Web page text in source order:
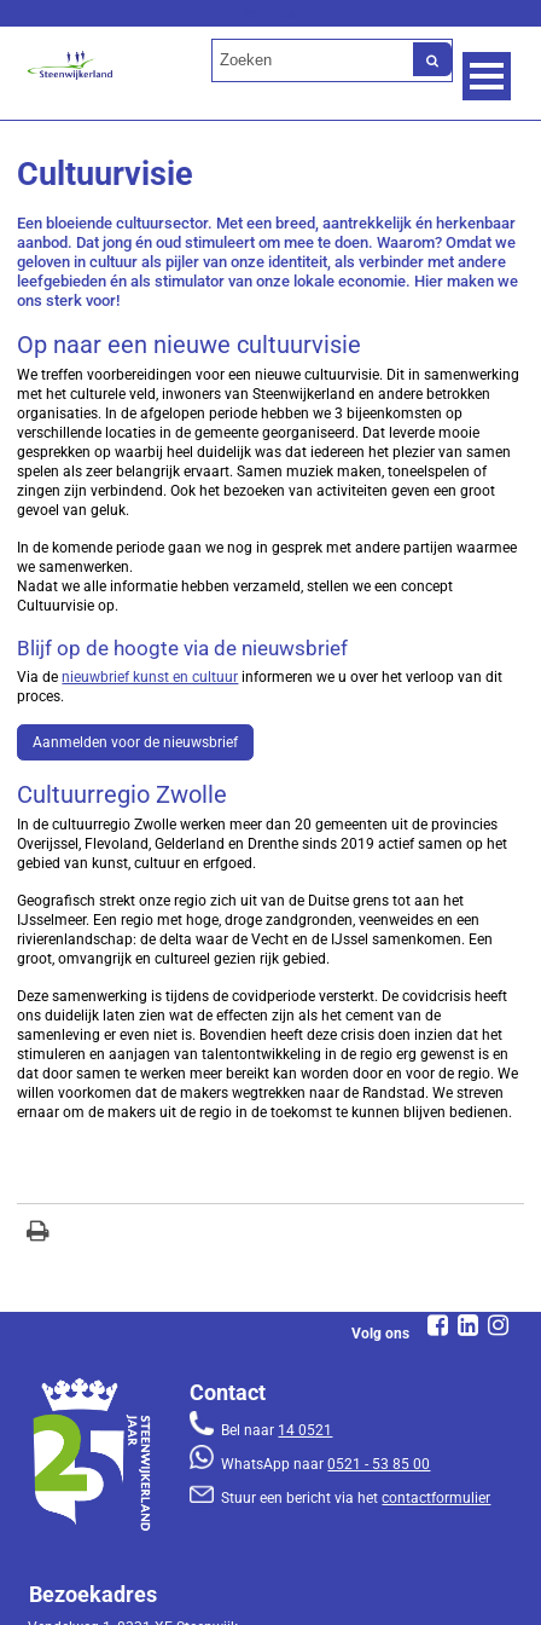
Cultuurvisie
Een bloeiende cultuursector. Met een breed, aantrekkelijk én herkenbaar
aanbod. Dat jong én oud stimuleert om mee te doen. Waarom? Omdat we
geloven in cultuur als pijler van onze identiteit, als verbinder met andere
leefgebieden én als stimulator van onze lokale economie. Hier maken we
ons sterk voor!
Op naar een nieuwe cultuurvisie
We treffen voorbereidingen voor een nieuwe cultuurvisie. Dit in samenwerking
met het culturele veld, inwoners van Steenwijkerland en andere betrokken
organisaties. In de afgelopen periode hebben we 3 bijeenkomsten op
verschillende locaties in de gemeente georganiseerd. Dat leverde mooie
gesprekken op waarbij heel duidelijk was dat iedereen het plezier van samen
spelen als zeer belangrijk ervaart. Samen muziek maken, toneelspelen of
zingen zijn verbindend. Ook het bezoeken van activiteiten geven een groot
gevoel van geluk.
In de komende periode gaan we nog in gesprek met andere partijen waarmee
we samenwerken.
Nadat we alle informatie hebben verzameld, stellen we een concept
Cultuurvisie op.
Blijf op de hoogte via de nieuwsbrief
Via denieuwbrief kunst en cultuur informeren we u over het verloop van dit
proces.
Aanmelden voor de nieuwsbrief
Cultuurregio Zwolle
In de cultuurregio Zwolle werken meer dan 20 gemeenten uit de provincies
Overijssel, Flevoland, Gelderland en Drenthe sinds 2019 actief samen op het
gebied van kunst, cultuur en erfgoed.
Geografisch strekt onze regio zich uit van de Duitse grens tot aan het
IJsselmeer. Een regio met hoge, droge zandgronden, veenweides en een
rivierenlandschap: de delta waar de Vecht en de IJssel samenkomen. Een
groot, omvangrijk en cultureel gezien rijk gebied.
Deze samenwerking is tijdens de covidperiode versterkt. De covidcrisis heeft
ons duidelijk laten zien wat de effecten zijn als het cement van de
samenleving er even niet is. Bovendien heeft deze crisis doen inzien dat het
stimuleren en aanjagen van talentontwikkeling in de regio erg gewenst is en
dat door samen te werken meer bereikt kan worden door en voor de regio. We
willen voorkomen dat de makers wegtrekken naar de Randstad. We streven
ernaar om de makers uit de regio in de toekomst te kunnen blijven bedienen.
Volg ons
Contact
Bel naar 14 0521
WhatsApp naar0521 - 53 85 00
Stuur een bericht via hetcontactformulier
Bezoekadres